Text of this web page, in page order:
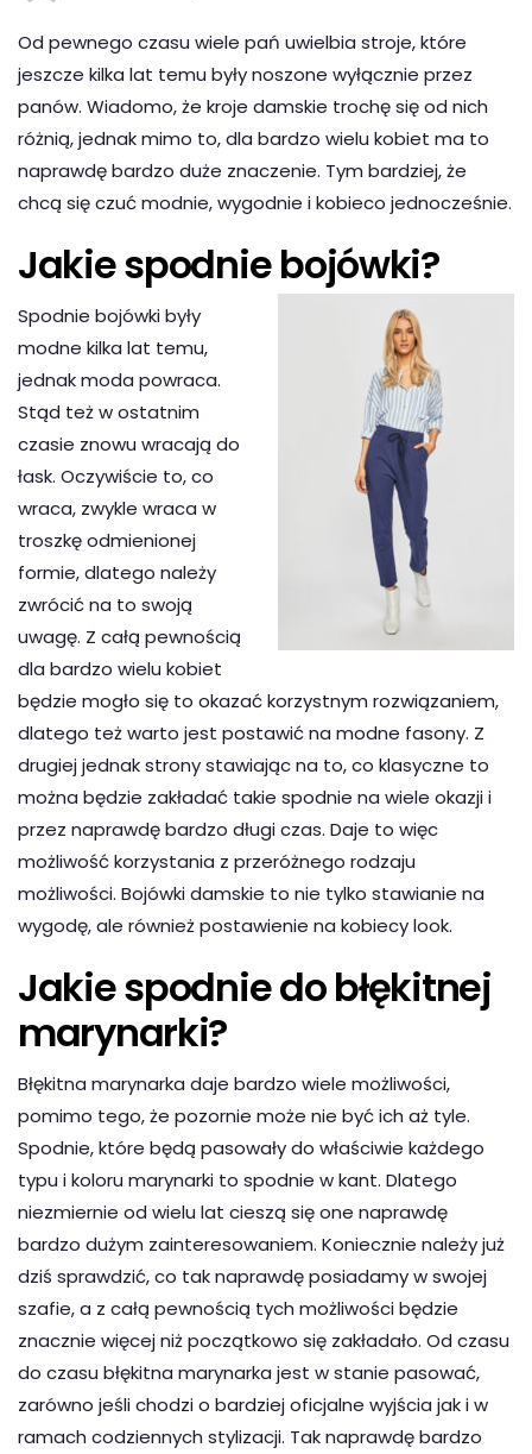
Od pewnego czasu wiele pań uwielbia stroje, które
jeszcze kilka lat temu były noszone wyłącznie przez
panów. Wiadomo, że kroje damskie trochę się od nich
różnią, jednak mimo to, dla bardzo wielu kobiet ma to
naprawdę bardzo duże znaczenie. Tym bardziej, że
chcą się czuć modnie, wygodnie i kobieco jednocześnie.
Jakie spodnie bojówki?
Spodnie bojówki były
modne kilka lat temu,
jednak moda powraca.
Stąd też w ostatnim
czasie znowu wracają do
łask. Oczywiście to, co
wraca, zwykle wraca w
troszkę odmienionej
formie, dlatego należy
zwrócić na to swoją
uwagę. Z całą pewnością
dla bardzo wielu kobiet
będzie mogło się to okazać korzystnym rozwiązaniem,
dlatego też warto jest postawić na modne fasony. Z
drugiej jednak strony stawiając na to, co klasyczne to
można będzie zakładać takie spodnie na wiele okazji i
przez naprawdę bardzo długi czas. Daje to więc
możliwość korzystania z przeróżnego rodzaju
możliwości. Bojówki damskie to nie tylko stawianie na
wygodę, ale również postawienie na kobiecy look.
Jakie spodnie do błękitnej
marynarki?
Błękitna marynarka daje bardzo wiele możliwości,
pomimo tego, że pozornie może nie być ich aż tyle.
Spodnie, które będą pasowały do właściwie każdego
typu i koloru marynarki to spodnie w kant. Dlatego
niezmiernie od wielu lat cieszą się one naprawdę
bardzo dużym zainteresowaniem. Koniecznie należy już
dziś sprawdzić, co tak naprawdę posiadamy w swojej
szafie, a z całą pewnością tych możliwości będzie
znacznie więcej niż początkowo się zakładało. Od czasu
do czasu błękitna marynarka jest w stanie pasować,
zarówno jeśli chodzi o bardziej oficjalne wyjścia jak i w
ramach codziennych stylizacji. Tak naprawdę bardzo